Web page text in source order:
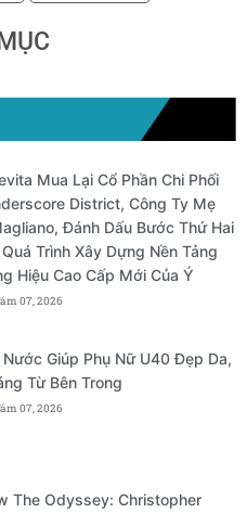
Mua Lại Cổ Phần Chi Phối
District, Công Ty Mẹ
Đánh Dấu Bước Thứ Hai
Trình Xây Dựng Nền Tảng
Hiệu Cao Cấp Mới Của Ý
07, 2026
Nước Giúp Phụ Nữ U40 Đẹp Da,
Từ Bên Trong
07, 2026
The Odyssey: Christopher